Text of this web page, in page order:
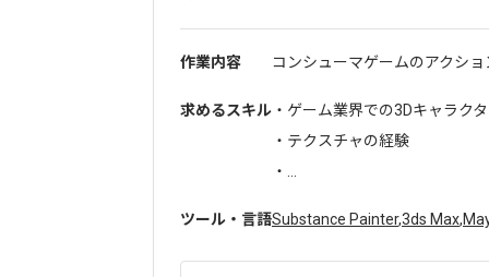
作業内容 コンシューマゲームのアクシ
求めるスキル ・ゲーム業界での3Dキャラク
・テクスチャの経験
・...
ツール・言語Substance Painter,3ds Max,